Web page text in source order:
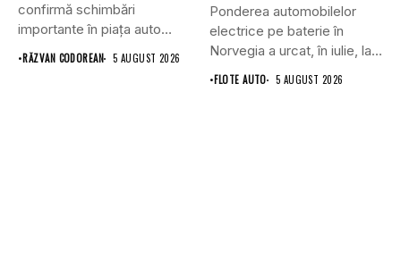
confirmă schimbări
importante în piața auto
din...
•RĂZVAN CODOREAN 5 AUGUST 2026
Ponderea automobilelor
electrice pe baterie în
Norvegia a urcat, în iulie, la...
•FLOTE AUTO 5 AUGUST 2026